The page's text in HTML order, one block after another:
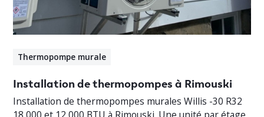
Thermopompe murale
Installation de thermopompes à Rimouski
Installation de thermopompes murales Willis -30 R32